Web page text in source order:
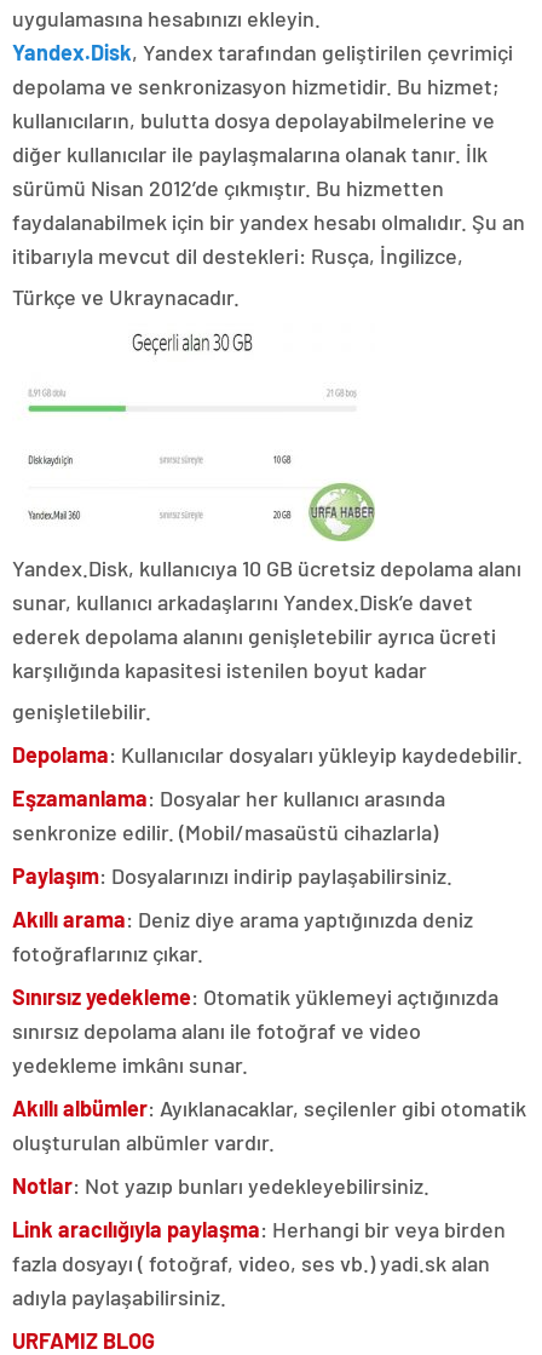
uygulamasına hesabınızı ekleyin.
Yandex.Disk, Yandex tarafından geliştirilen çevrimiçi
depolama ve senkronizasyon hizmetidir. Bu hizmet;
kullanıcıların, bulutta dosya depolayabilmelerine ve
diğer kullanıcılar ile paylaşmalarına olanak tanır. İlk
sürümü Nisan 2012’de çıkmıştır. Bu hizmetten
faydalanabilmek için bir yandex hesabı olmalıdır. Şu an
itibarıyla mevcut dil destekleri: Rusça, İngilizce,
Türkçe ve Ukraynacadır.
Yandex.Disk, kullanıcıya 10 GB ücretsiz depolama alanı
sunar, kullanıcı arkadaşlarını Yandex.Disk’e davet
ederek depolama alanını genişletebilir ayrıca ücreti
karşılığında kapasitesi istenilen boyut kadar
genişletilebilir.
Depolama: Kullanıcılar dosyaları yükleyip kaydedebilir.
Eşzamanlama: Dosyalar her kullanıcı arasında
senkronize edilir. (Mobil/masaüstü cihazlarla)
Paylaşım: Dosyalarınızı indirip paylaşabilirsiniz.
Akıllı arama: Deniz diye arama yaptığınızda deniz
fotoğraflarınız çıkar.
Sınırsız yedekleme: Otomatik yüklemeyi açtığınızda
sınırsız depolama alanı ile fotoğraf ve video
yedekleme imkânı sunar.
Akıllı albümler: Ayıklanacaklar, seçilenler gibi otomatik
oluşturulan albümler vardır.
Notlar: Not yazıp bunları yedekleyebilirsiniz.
Link aracılığıyla paylaşma: Herhangi bir veya birden
fazla dosyayı ( fotoğraf, video, ses vb.) yadi.sk alan
adıyla paylaşabilirsiniz.
URFAMIZ BLOG